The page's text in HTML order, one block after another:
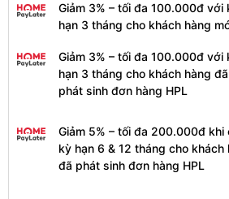
Giảm 3% – tối đa 100.000đ với
hạn 3 tháng cho khách hàng
Giảm 3% – tối đa 100.000đ với
hạn 3 tháng cho khách hàng đã
phát sinh đơn hàng HPL
Giảm 5% – tối đa 200.000đ khi
kỳ hạn 6 & 12 tháng cho khách
đã phát sinh đơn hàng HPL